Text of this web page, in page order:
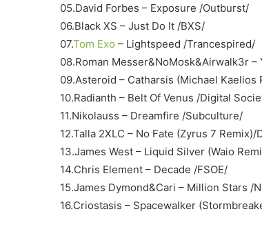
05.David Forbes – Exposure /Outburst/
06.Black XS – Just Do It /BXS/
07.Tom Exo – Lightspeed /Trancespired/
08.Roman Messer&NoMosk&Airwalk3r
09.Asteroid – Catharsis (Michael Kaelios
10.Radianth – Belt Of Venus /Digital
11.Nikolauss – Dreamfire /Subculture/
12.Talla 2XLC – No Fate (Zyrus 7 Remix)/
13.James West – Liquid Silver (Waio
14.Chris Element – Decade /FSOE/
15.James Dymond&Cari – Million Stars /
16.Criostasis – Spacewalker